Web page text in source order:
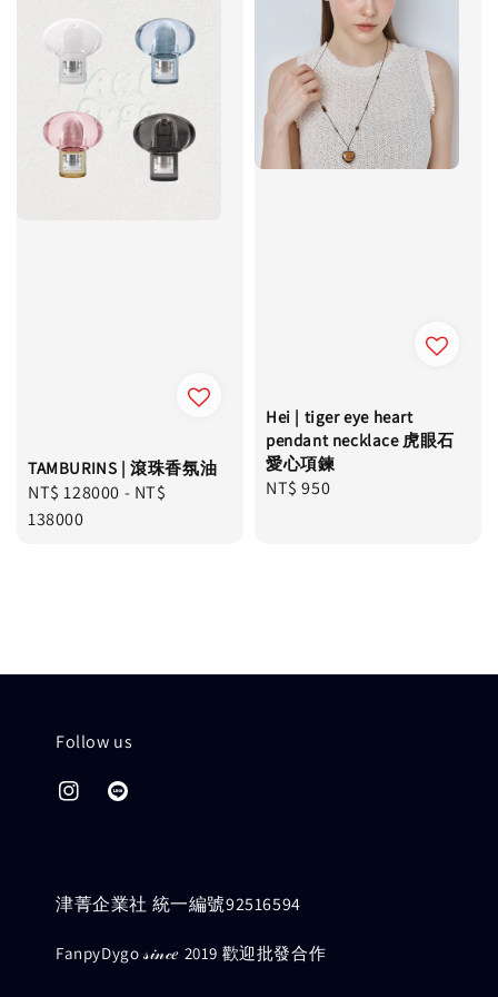
TAMBURINS | 滾珠香氛油
Regular
price
NT$ 128000 - NT$
138000
Hei | tiger eye heart
pendant necklace 虎眼石
愛心項鍊
Regular
NT$ 950
Follow us
津菁企業社 統一編號92516594
FanpyDygo 𝓈𝒾𝓃𝒸𝑒 2019 歡迎批發合作